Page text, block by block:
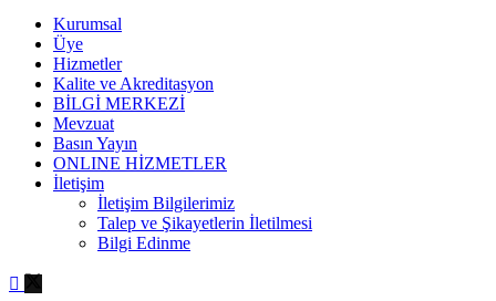
Kurumsal
Üye
Hizmetler
Kalite ve Akreditasyon
BİLGİ MERKEZİ
Mevzuat
Basın Yayın
ONLINE HİZMETLER
İletişim
İletişim Bilgilerimiz
Talep ve Şikayetlerin İletilmesi
Bilgi Edinme